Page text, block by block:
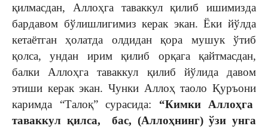
қилмасдан, Аллоҳга таваккул қилиб ишимизда
бардавом бўлишлигимиз керак экан. Ёки йўлда
кетаётган ҳолатда олдидан қора мушук ўтиб
қолса, ундан ирим қилиб орқага қайтмасдан,
балки Аллоҳга таваккул қилиб йўлида давом
этиши керак экан. Чунки Аллоҳ таоло Қуръони
каримда “Талоқ” сурасида: “Кимки Аллоҳга
таваккул қилса, бас, (Аллоҳнинг) ўзи унга